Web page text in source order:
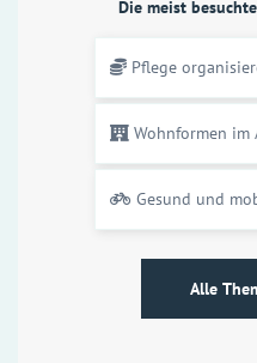
Die meist
Pflege
Wohnformen im
Gesund und
Alle